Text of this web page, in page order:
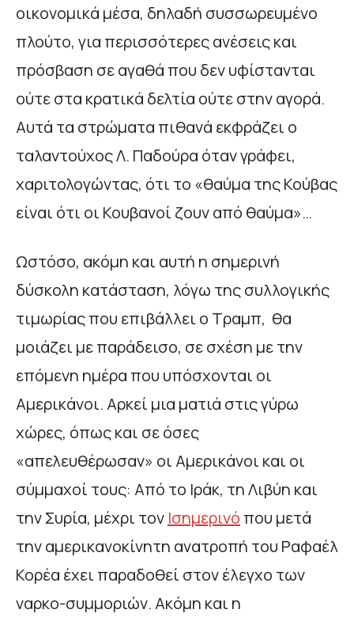
οικονομικά μέσα, δηλαδή συσσωρευμένο
πλούτο, για περισσότερες ανέσεις και
πρόσβαση σε αγαθά που δεν υφίστανται
ούτε στα κρατικά δελτία ούτε στην αγορά.
Αυτά τα στρώματα πιθανά εκφράζει ο
ταλαντούχος Λ. Παδούρα όταν γράφει,
χαριτολογώντας, ότι το «θαύμα της Κούβας
είναι ότι οι Κουβανοί ζουν από θαύμα»…
Ωστόσο, ακόμη και αυτή η σημερινή
δύσκολη κατάσταση, λόγω της συλλογικής
τιμωρίας που επιβάλλει ο Τραμπ, θα
μοιάζει με παράδεισο, σε σχέση με την
επόμενη ημέρα που υπόσχονται οι
Αμερικάνοι. Αρκεί μια ματιά στις γύρω
χώρες, όπως και σε όσες
«απελευθέρωσαν» οι Αμερικάνοι και οι
σύμμαχοί τους: Από το Ιράκ, τη Λιβύη και
την Συρία, μέχρι τον Ισημερινό που μετά
την αμερικανοκίνητη ανατροπή του Ραφαέλ
Κορέα έχει παραδοθεί στον έλεγχο των
ναρκο-συμμοριών. Ακόμη και η